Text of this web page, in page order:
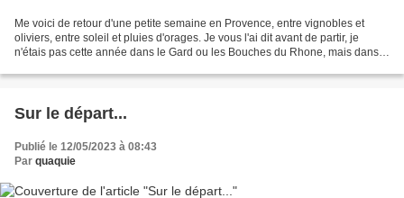
Me voici de retour d'une petite semaine en Provence, entre vignobles et
oliviers, entre soleil et pluies d'orages. Je vous l'ai dit avant de partir, je
n'étais pas cette année dans le Gard ou les Bouches du Rhone, mais dans
Sur le départ...
Publié le 12/05/2023 à 08:43
Par quaquie